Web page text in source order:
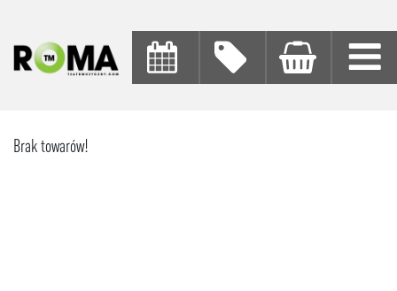
Brak towarów!